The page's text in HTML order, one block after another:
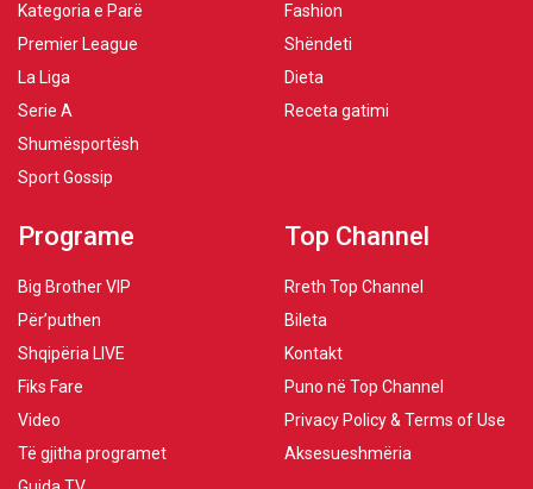
Kategoria e Parë
Premier League
La Liga
Serie A
Shumësportësh
Sport Gossip
Fashion
Shëndeti
Dieta
Receta gatimi
Programe
Big Brother VIP
Për’puthen
Shqipëria LIVE
Fiks Fare
Video
Të gjitha programet
Top Channel
Rreth Top Channel
Bileta
Kontakt
Puno në Top Channel
Privacy Policy & Terms of Use
Aksesueshmëria